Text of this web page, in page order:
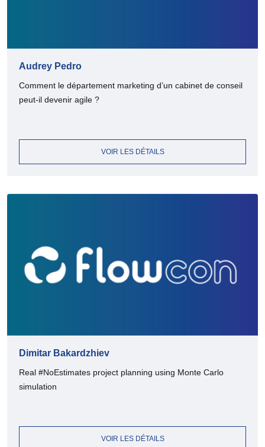
Audrey Pedro
Comment le département marketing d’un cabinet de conseil
peut-il devenir agile ?
VOIR LES DÉTAILS
Dimitar Bakardzhiev
Real #NoEstimates project planning using Monte Carlo
simulation
VOIR LES DÉTAILS